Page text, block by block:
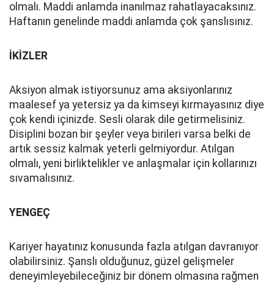
olmalı. Maddi anlamda inanılmaz rahatlayacaksınız.
Haftanın genelinde maddi anlamda çok şanslısınız.
İKİZLER
Aksiyon almak istiyorsunuz ama aksiyonlarınız
maalesef ya yetersiz ya da kimseyi kırmayasınız diye
çok kendi içinizde. Sesli olarak dile getirmelisiniz.
Disiplini bozan bir şeyler veya birileri varsa belki de
artık sessiz kalmak yeterli gelmiyordur. Atılgan
olmalı, yeni birliktelikler ve anlaşmalar için kollarınızı
sıvamalısınız.
YENGEÇ
Kariyer hayatınız konusunda fazla atılgan davranıyor
olabilirsiniz. Şanslı olduğunuz, güzel gelişmeler
deneyimleyebileceğiniz bir dönem olmasına rağmen